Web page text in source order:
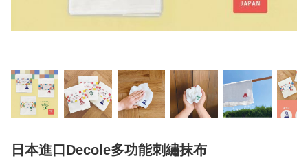
日本進口Decole多功能刺繡抹布